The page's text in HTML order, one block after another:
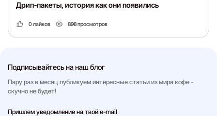
Дрип-пакеты, история как они появились
0 лайков 898 просмотров
Подписывайтесь на наш блог
Пару раз в месяц публикуем интересные статьи из мира кофе -
скучно не будет!
Пришлем уведомление на твой e-mail